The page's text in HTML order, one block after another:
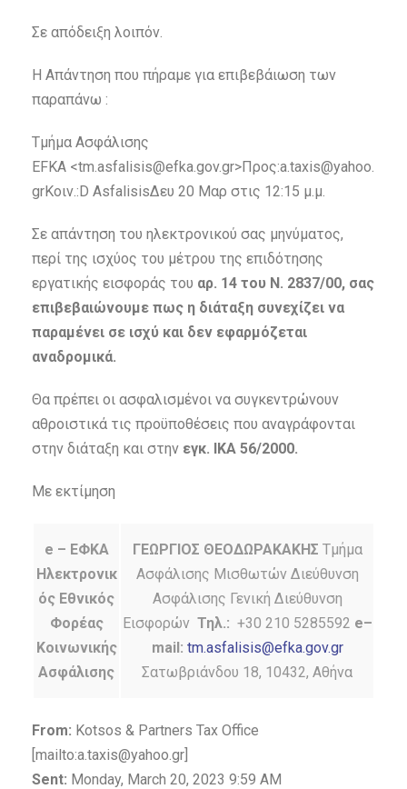
Σε απόδειξη λοιπόν.
Η Απάντηση που πήραμε για επιβεβάιωση των
παραπάνω :
Τμήμα Ασφάλισης
EFKA <tm.asfalisis@efka.gov.gr>Προς:a.taxis@yahoo.
grΚοιν.:D AsfalisisΔευ 20 Μαρ στις 12:15 μ.μ.
Σε απάντηση του ηλεκτρονικού σας μηνύματος,
περί της ισχύος του μέτρου της επιδότησης
εργατικής εισφοράς του αρ. 14 του Ν. 2837/00, σας
επιβεβαιώνουμε πως η διάταξη συνεχίζει να
παραμένει σε ισχύ και δεν εφαρμόζεται
αναδρομικά.
Θα πρέπει οι ασφαλισμένοι να συγκεντρώνουν
αθροιστικά τις προϋποθέσεις που αναγράφονται
στην διάταξη και στην εγκ. ΙΚΑ 56/2000.
Με εκτίμηση
e – ΕΦΚΑ
Ηλεκτρονικ
ός Εθνικός
Φορέας
Κοινωνικής
Ασφάλισης
ΓΕΩΡΓΙΟΣ ΘΕΟΔΩΡΑΚΑΚΗΣ Τμήμα
Ασφάλισης Μισθωτών Διεύθυνση
Ασφάλισης Γενική Διεύθυνση
Εισφορών Τηλ.: +30 210 5285592 e–
mail : tm.asfalisis@efka.gov.gr
Σατωβριάνδου 18, 10432, Αθήνα
From: Kotsos & Partners Tax Office
[mailto:a.taxis@yahoo.gr]
Sent: Monday, March 20, 2023 9:59 AM